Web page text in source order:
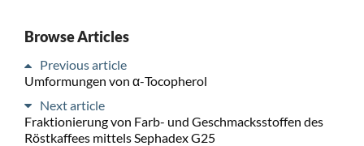
Browse Articles
Previous article
Umformungen von α-Tocopherol
Next article
Fraktionierung von Farb- und Geschmacksstoffen des
Röstkaffees mittels Sephadex G25